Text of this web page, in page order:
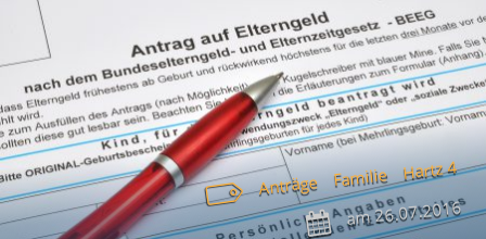
Anträge Familie Hartz 4
am26.07.2016